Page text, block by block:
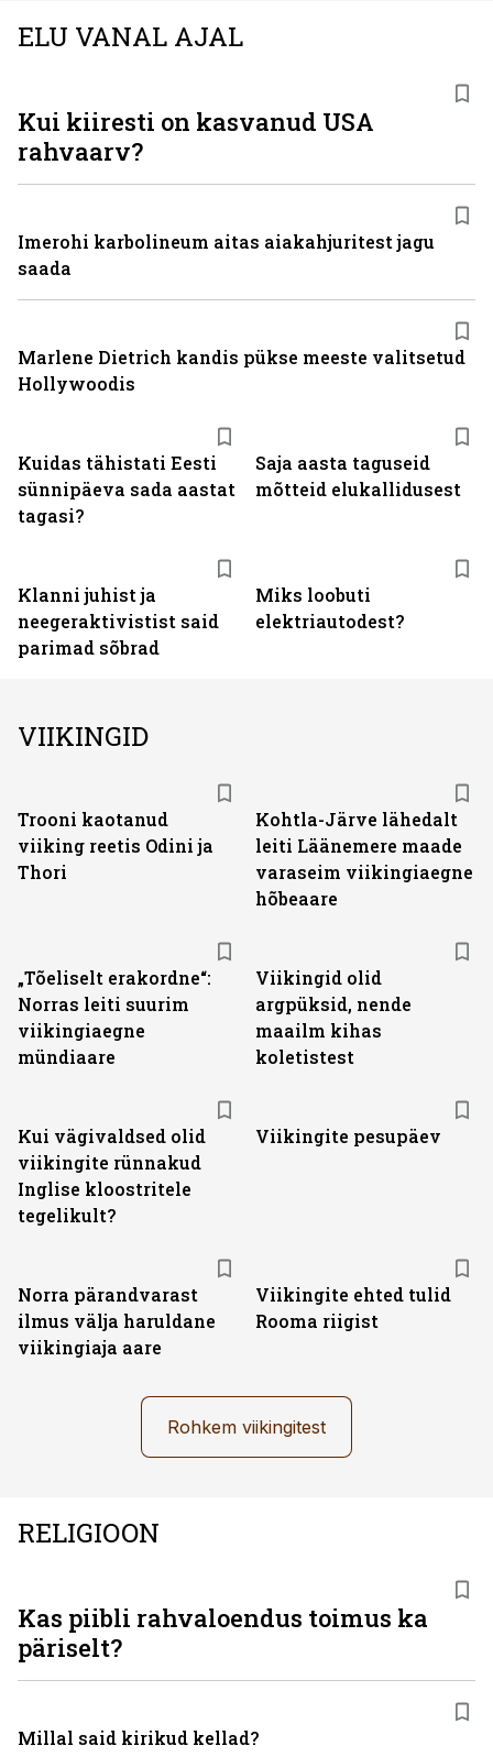
ELU VANAL AJAL
Kuidas tähistati Eesti
sünnipäeva sada aastat
tagasi?
Saja aasta taguseid
mõtteid elukallidusest
Klanni juhist ja
neegeraktivistist said
parimad sõbrad
Miks loobuti
elektriautodest?
Kui kiiresti on kasvanud USA
rahvaarv?
Imerohi karbolineum aitas aiakahjuritest jagu
saada
Marlene Dietrich kandis pükse meeste valitsetud
Hollywoodis
VIIKINGID
Trooni kaotanud
viiking reetis Odini ja
Thori
Kohtla-Järve lähedalt
leiti Läänemere maade
varaseim viikingiaegne
hõbeaare
„Tõeliselt erakordne“:
Norras leiti suurim
viikingiaegne
mündiaare
Viikingid olid
argpüksid, nende
maailm kihas
koletistest
Kui vägivaldsed olid
viikingite rünnakud
Inglise kloostritele
tegelikult?
Viikingite pesupäev
Norra pärandvarast
ilmus välja haruldane
viikingiaja aare
Viikingite ehted tulid
Rooma riigist
Rohkem viikingitest
RELIGIOON
Kas piibli rahvaloendus toimus ka
päriselt?
Millal said kirikud kellad?